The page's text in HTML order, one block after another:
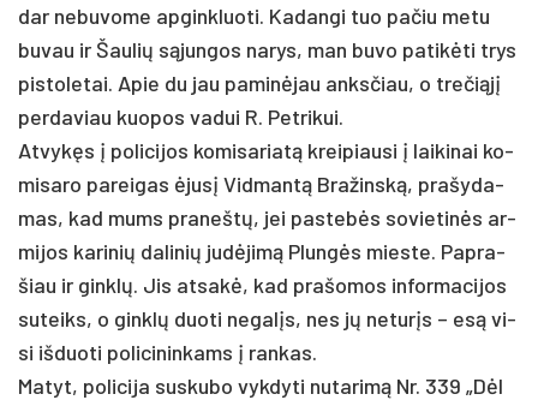
dar ne­bu­vo­me ap­gink­luo­ti. Ka­dan­gi tuo pa­čiu me­tu
bu­vau ir Šau­lių sąjun­gos na­rys, man bu­vo pa­tikė­ti trys
pis­to­le­tai. Apie du jau pa­minė­jau anks­čiau, o tre­čiąjį
per­da­viau kuo­pos va­dui R. Pet­ri­kui.
At­vykęs į po­li­ci­jos ko­mi­sa­riatą krei­piau­si į lai­ki­nai ko­
mi­sa­ro pa­rei­gas ėjusį Vid­mantą Bra­žinską, pra­šy­da­
mas, kad mums pra­neštų, jei pa­stebės so­vie­tinės ar­
mi­jos ka­ri­nių da­li­nių judė­jimą Plungės mies­te. Pap­ra­
šiau ir ginklų. Jis at­sakė, kad pra­šo­mos in­for­ma­ci­jos
su­teiks, o ginklų duo­ti ne­galįs, nes jų ne­turįs – esą vi­
si iš­duo­ti po­li­ci­nin­kams į ran­kas.
Ma­tyt, po­li­ci­ja su­sku­bo vyk­dy­ti nu­ta­rimą Nr. 339 „Dėl